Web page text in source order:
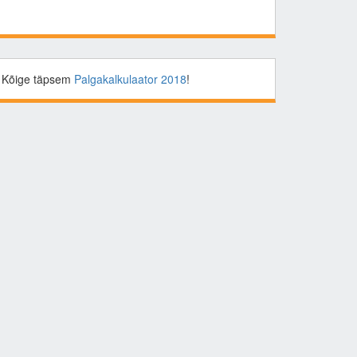
Kõige täpsem Palgakalkulaator 2018!